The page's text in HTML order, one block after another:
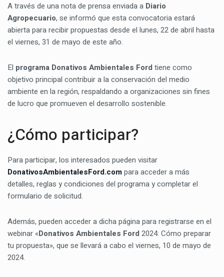
A través de una nota de prensa enviada a Diario
Agropecuario, se informó que esta convocatoria estará
abierta para recibir propuestas desde el lunes, 22 de abril hasta
el viernes, 31 de mayo de este año.
El programa Donativos Ambientales Ford tiene como
objetivo principal contribuir a la conservación del medio
ambiente en la región, respaldando a organizaciones sin fines
de lucro que promueven el desarrollo sostenible.
¿Cómo participar?
Para participar, los interesados pueden visitar
DonativosAmbientalesFord.compara acceder a más
detalles, reglas y condiciones del programa y completar el
formulario de solicitud.
Además, pueden acceder a dicha página para registrarse en el
webinar «Donativos Ambientales Ford 2024: Cómo preparar
tu propuesta», que se llevará a cabo el viernes, 10 de mayo de
2024.